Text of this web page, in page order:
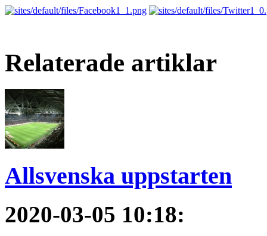
Relaterade artiklar
Allsvenska uppstarten
2020-03-05 10:18: